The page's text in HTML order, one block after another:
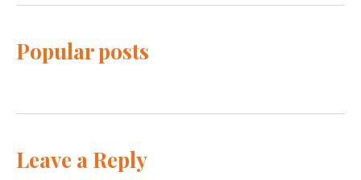
Popular posts
Leave a Reply